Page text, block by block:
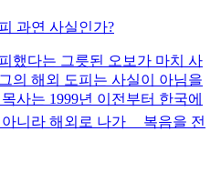
과연 사실인가?
했다는 그릇된 오보가 마치 사
의 해외 도피는 사실이 아님을
사는 1999년 이전부터 한국에
니라 해외로 나가 ﾠ복음을 전